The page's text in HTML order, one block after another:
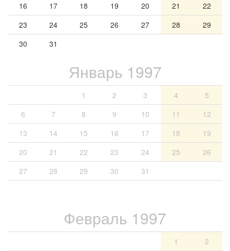
16
17 18 19 20 21
22
23
24 25 26 27 28
29
30
31
Январь 1997
1 2 3 4
5
6
7 8 9 10 11
12
13
14 15 16 17 18
19
20
21 22 23 24 25
26
27
28 29 30 31
Февраль 1997
1
2